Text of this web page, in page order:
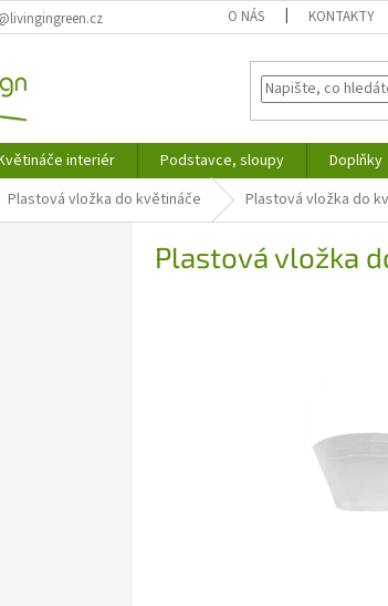
O NÁS KONTAKTY
interiér Podstavce, sloupy Doplňky
Plastová vložka do květináče Plastová vložka do
Plastová vložka